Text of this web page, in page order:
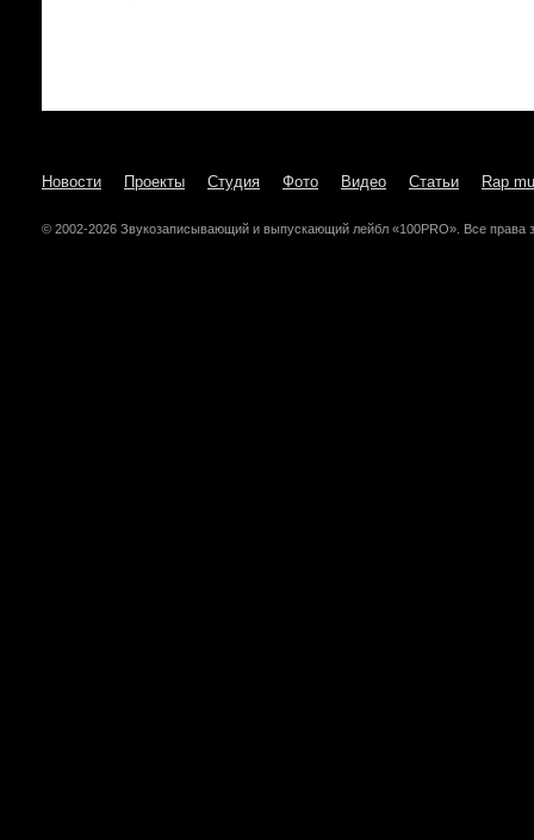
Новости Проекты Студия Фото Видео Статьи Rap
© 2002-2026 Звукозаписывающий и выпускающий лейбл «100PRO». Все